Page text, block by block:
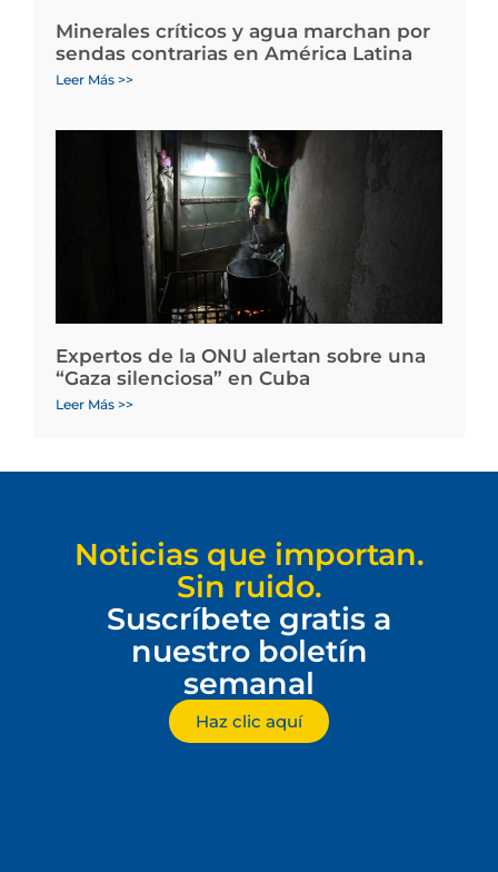
Minerales críticos y agua marchan por
sendas contrarias en América Latina
Leer Más >>
Expertos de la ONU alertan sobre una
“Gaza silenciosa” en Cuba
Leer Más >>
Noticias que importan.
Sin ruido.
Suscríbete gratis a
nuestro boletín
semanal
Haz clic aquí